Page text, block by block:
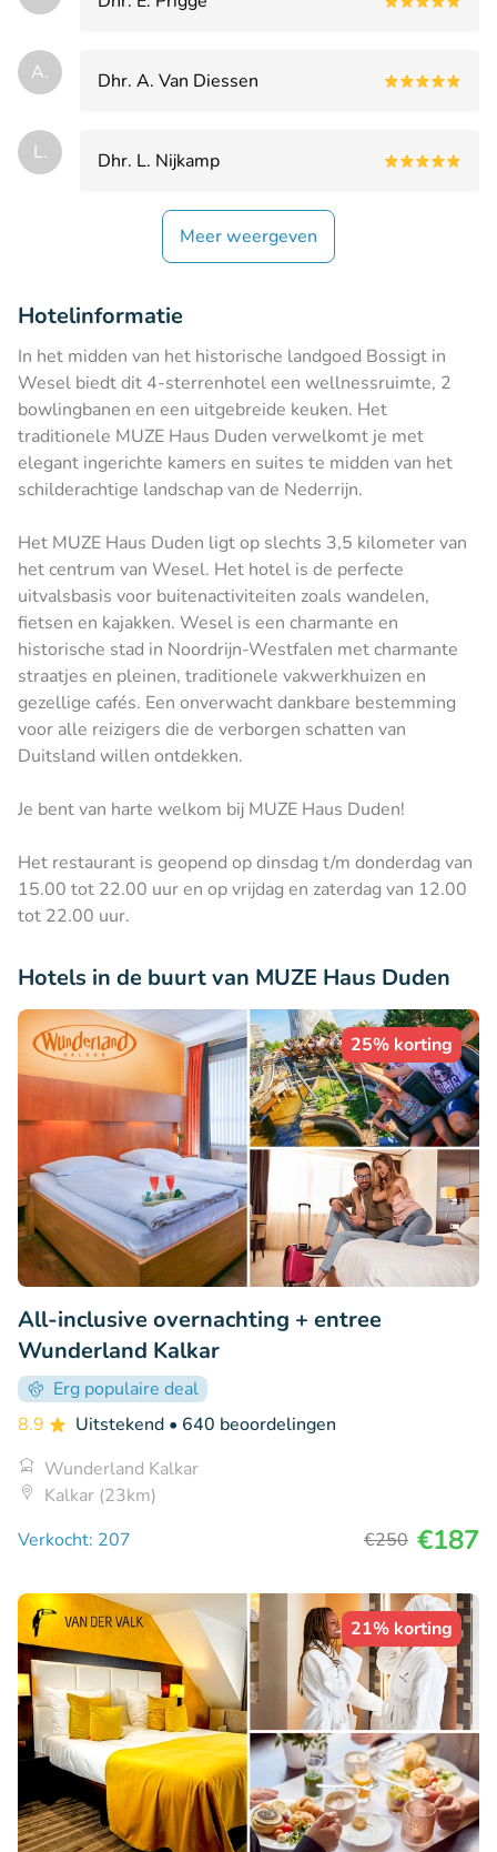
A. Dhr. A. Van Diessen
L. Dhr. L. Nijkamp
Meer weergeven
Hotelinformatie
In het midden van het historische landgoed Bossigt in
Wesel biedt dit 4-sterrenhotel een wellnessruimte, 2
bowlingbanen en een uitgebreide keuken. Het
traditionele MUZE Haus Duden verwelkomt je met
elegant ingerichte kamers en suites te midden van het
schilderachtige landschap van de Nederrijn.
Het MUZE Haus Duden ligt op slechts 3,5 kilometer van
het centrum van Wesel. Het hotel is de perfecte
uitvalsbasis voor buitenactiviteiten zoals wandelen,
fietsen en kajakken. Wesel is een charmante en
historische stad in Noordrijn-Westfalen met charmante
straatjes en pleinen, traditionele vakwerkhuizen en
gezellige cafés. Een onverwacht dankbare bestemming
voor alle reizigers die de verborgen schatten van
Duitsland willen ontdekken.
Je bent van harte welkom bij MUZE Haus Duden!
Het restaurant is geopend op dinsdag t/m donderdag van
15.00 tot 22.00 uur en op vrijdag en zaterdag van 12.00
tot 22.00 uur.
Hotels in de buurt van MUZE Haus Duden
25% korting
All-inclusive overnachting + entree
Wunderland Kalkar
Erg populaire deal
8.9
Uitstekend • 640 beoordelingen
Wunderland Kalkar
Kalkar (23km)
Verkocht: 207
€250 €187
21% korting